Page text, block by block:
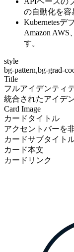
の自動化を容
Kubernetesデ
Amazon AWS
す。
style
bg-pattern,bg-grad-
Title
フルアイデンティ
統合されたアイデ
Card Image
カードタイトル
アクセントバーを
カードサブタイト
カード本文
カードリンク